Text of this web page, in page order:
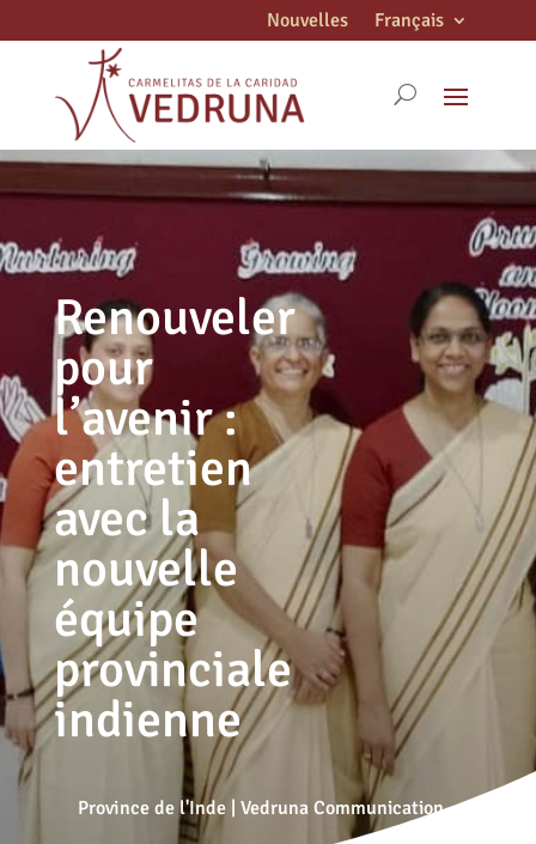
Nouvelles Français
Renouveler
pour
l’avenir :
entretien
avec la
nouvelle
équipe
provinciale
indienne
Province de l'Inde| Vedruna Communication